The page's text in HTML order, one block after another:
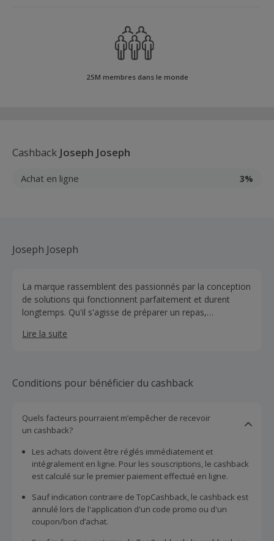
25M membres dans le monde
Cashback Joseph Joseph
Achat en ligne 3%
Joseph Joseph
La marque rassemblent des passionnés par la conception
de solutions qui fonctionnent parfaitement et durent
longtemps. Qu'il s'agisse de préparer un repas,
déchets, chaque produit est conçu pour faciliter la vie
Lire la suite
Conditions pour bénéficier du cashback
Quels facteurs pourraient m’empêcher de recevoir
un cashback?
Les achats doivent être réglés immédiatement et
intégralement en ligne. Pour les souscriptions, le cashback
est calculé sur le premier paiement effectué en ligne.
Sauf indication contraire de TopCashback, le cashback est
annulé lors de l'application d'un code promo ou d'un
coupon/bon d’achat.